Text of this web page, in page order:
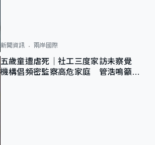
新聞資訊 兩岸國際
五歲童遭虐死｜社工三度家訪未察覺
機構倡頻密監察高危家庭 管浩鳴籲加